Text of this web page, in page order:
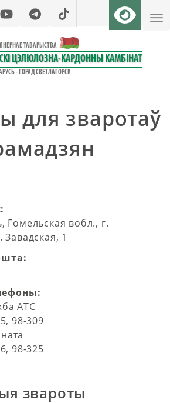
ТАВАРЫСТВА
ЦЭЛЮЛОЗНА-КАРДОННЫ КАМБІНАТ
- ГОРАД СВЕТЛАГОРСК
для зваротаў
Гомельская вобл., г.
Завадская, 1
АТС
98-309
98-325
звароты